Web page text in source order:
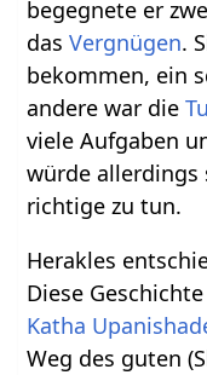
begegnete er
dasVergnügen.
bekommen, ein
andere war die
viele Aufgaben
würde allerdings
richtige zu tun.
Herakles
Diese
Katha
Weg des guten